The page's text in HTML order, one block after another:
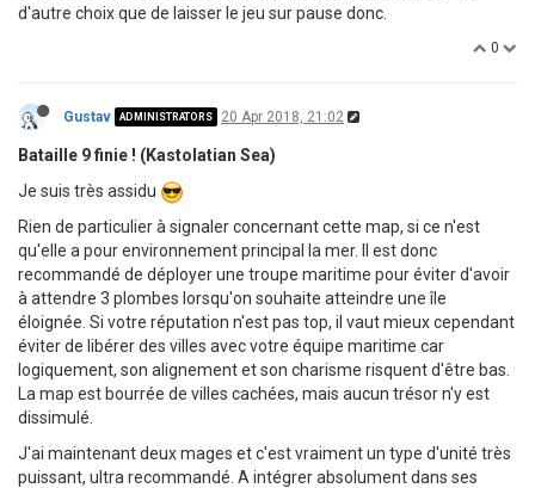
d'autre choix que de laisser le jeu sur pause donc.
0
Gustav ADMINISTRATORS 20 Apr 2018, 21:02
Bataille 9 finie ! (Kastolatian Sea)
Je suis très assidu
Rien de particulier à signaler concernant cette map, si ce n'est
qu'elle a pour environnement principal la mer. Il est donc
recommandé de déployer une troupe maritime pour éviter d'avoir
à attendre 3 plombes lorsqu'on souhaite atteindre une île
éloignée. Si votre réputation n'est pas top, il vaut mieux cependant
éviter de libérer des villes avec votre équipe maritime car
logiquement, son alignement et son charisme risquent d'être bas.
La map est bourrée de villes cachées, mais aucun trésor n'y est
dissimulé.
J'ai maintenant deux mages et c'est vraiment un type d'unité très
puissant, ultra recommandé. A intégrer absolument dans ses